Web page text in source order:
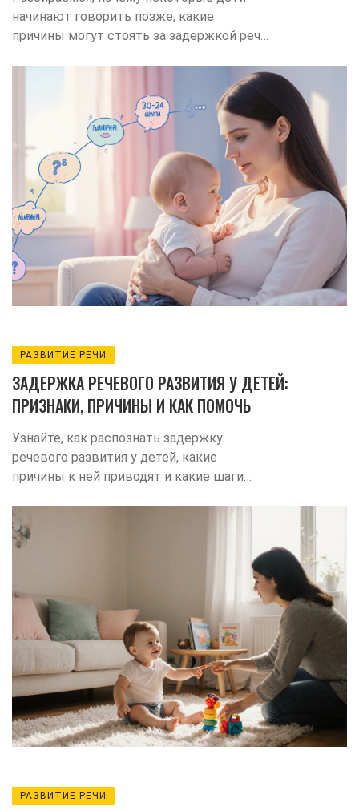
начинают говорить позже, какие
причины могут стоять за задержкой речи
РАЗВИТИЕ РЕЧИ
ЗАДЕРЖКА РЕЧЕВОГО РАЗВИТИЯ У ДЕТЕЙ:
ПРИЗНАКИ, ПРИЧИНЫ И КАК ПОМОЧЬ
Узнайте, как распознать задержку
речевого развития у детей, какие
причины к ней приводят и какие шаги
и восстановить нормальный темп речи.
РАЗВИТИЕ РЕЧИ